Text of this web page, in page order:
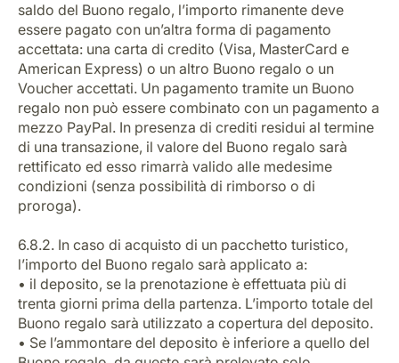
saldo del Buono regalo, l’importo rimanente deve
essere pagato con un’altra forma di pagamento
accettata: una carta di credito (Visa, MasterCard e
American Express) o un altro Buono regalo o un
Voucher accettati. Un pagamento tramite un Buono
regalo non può essere combinato con un pagamento a
mezzo PayPal. In presenza di crediti residui al termine
di una transazione, il valore del Buono regalo sarà
rettificato ed esso rimarrà valido alle medesime
condizioni (senza possibilità di rimborso o di
proroga).
6.8.2. In caso di acquisto di un pacchetto turistico,
l’importo del Buono regalo sarà applicato a:
• il deposito, se la prenotazione è effettuata più di
trenta giorni prima della partenza. L’importo totale del
Buono regalo sarà utilizzato a copertura del deposito.
• Se l’ammontare del deposito è inferiore a quello del